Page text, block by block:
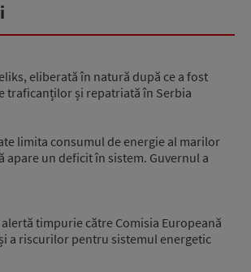
eliberată în natură după ce a fost
traficanților și repatriată în Serbia
limita consumul de energie al marilor
apare un deficit în sistem. Guvernul a
timpurie către Comisia Europeană
a riscurilor pentru sistemul energetic